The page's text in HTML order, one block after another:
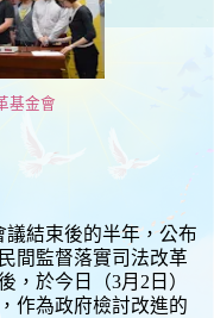
基金會
議結束後的半年，公布
間監督落實司法改革
，於今日（3月2日）
作為政府檢討改進的